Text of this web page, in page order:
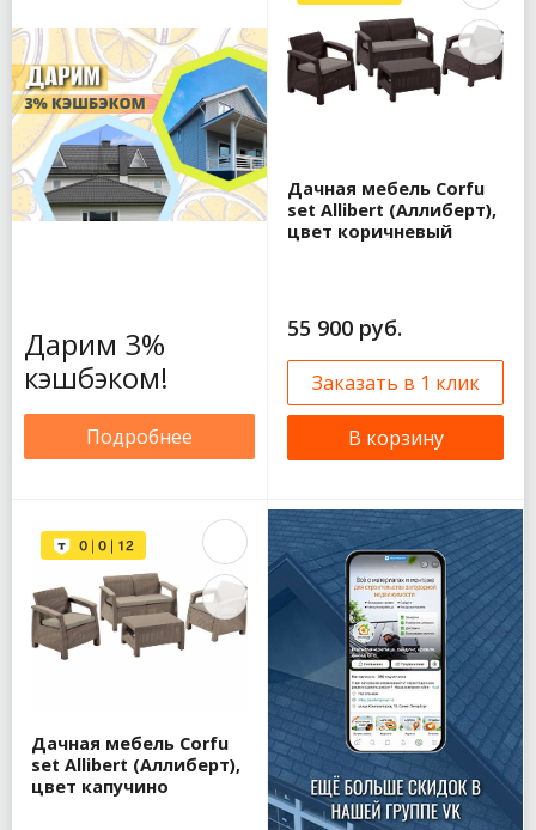
Дарим 3%
кэшбэком!
Подробнее
Дачная мебель Corfu
set Allibert (Аллиберт),
цвет коричневый
55 900 руб.
Заказать в 1 клик
В корзину
Дачная мебель Corfu
set Allibert (Аллиберт),
цвет капучино